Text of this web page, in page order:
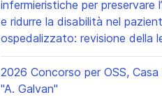
infermieristiche per preservare
e ridurre la disabilità nel
ospedalizzato: revisione della
2026 Concorso per OSS, Casa
"A. Galvan"